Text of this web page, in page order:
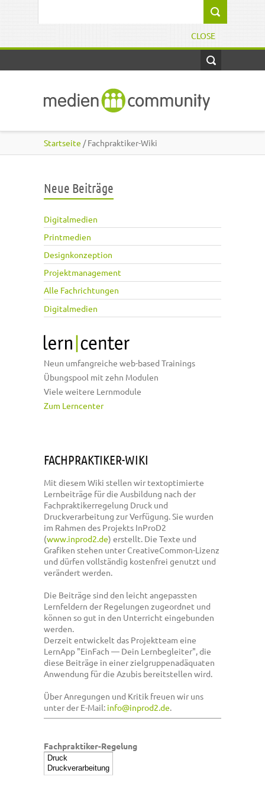
CLOSE
Startseite / Fachpraktiker-Wiki
Neue Beiträge
Digitalmedien
Printmedien
Designkonzeption
Projektmanagement
Alle Fachrichtungen
Digitalmedien
Neun umfangreiche web-based Trainings
Übungspool mit zehn Modulen
Viele weitere Lernmodule
Zum Lerncenter
FACHPRAKTIKER-WIKI
Mit diesem Wiki stellen wir textoptimierte
Lernbeiträge für die Ausbildung nach der
Fachpraktikerregelung Druck und
Druckverarbeitung zur Verfügung. Sie wurden
im Rahmen des Projekts InProD2
(www.inprod2.de) erstellt. Die Texte und
Grafiken stehen unter CreativeCommon-Lizenz
und dürfen vollständig kostenfrei genutzt und
verändert werden.
Die Beiträge sind den leicht angepassten
Lernfeldern der Regelungen zugeordnet und
können so gut in den Unterricht eingebunden
werden.
Derzeit entwickelt das Projektteam eine
LernApp "EinFach — Dein Lernbegleiter", die
diese Beiträge in einer zielgruppenadäquaten
Anwendung für die Azubis bereitstellen wird.
Über Anregungen und Kritik freuen wir uns
unter der E-Mail: info@inprod2.de.
Fachpraktiker-Regelung